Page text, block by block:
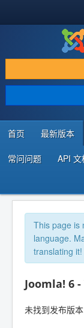
下载 & 扩展
发现 & 学习
社区 & 支持
开发者资源
首页 最新版本
常问问题 API 文
This page is
language.
translating
Joomla! 6
未找到发布版本